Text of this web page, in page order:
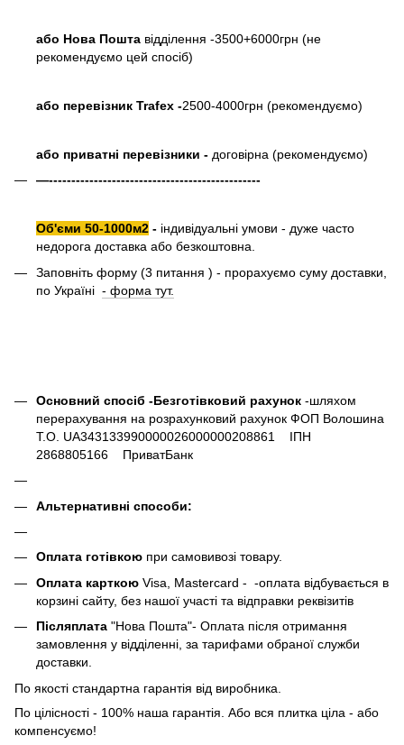
або Нова Пошта відділення -3500+6000грн (не
рекомендуємо цей спосіб)
або перевізник Trafex -2500-4000грн (рекомендуємо)
або приватні перевізники - договірна (рекомендуємо)
—-----------------------------------------------
Об'єми 50-1000м2 - індивідуальні умови - дуже часто
недорога доставка або безкоштовна.
Заповніть форму (3 питання ) - прорахуємо суму доставки,
по Україні - форма тут.
Основний спосіб -Безготівковий рахунок -шляхом
перерахування на розрахунковий рахунок ФОП Волошина
Т.О. UA343133990000026000000208861 ІПН
2868805166 ПриватБанк
Альтернативні способи:
Оплата готівкою при самовивозі товару.
Оплата карткою Visa, Mastercard - -оплата відбувається в
корзині сайту, без нашої участі та відправки реквізитів
Післяплата "Нова Пошта"- Оплата після отримання
замовлення у відділенні, за тарифами обраної служби
доставки.
По якості стандартна гарантія від виробника.
По цілісності - 100% наша гарантія. Або вся плитка ціла - або
компенсуємо!